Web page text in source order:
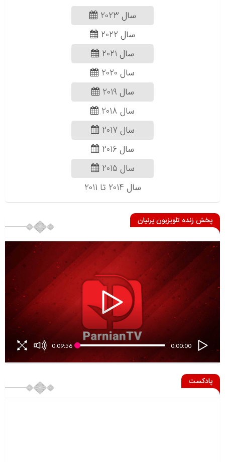
سال 2023
سال 2022
سال 2021
سال 2020
سال 2019
سال 2018
سال 2017
سال 2016
سال 2015
سال 2014 تا 2011
پخش زنده تلویزیون پرنیان
0:00:00
0:09:56
پادکست